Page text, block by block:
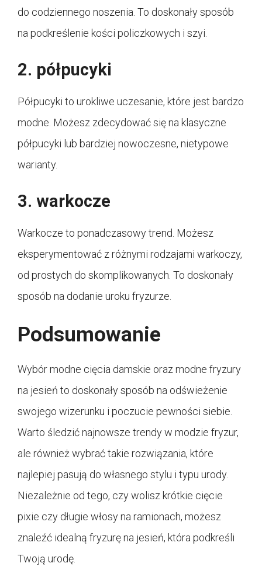
do codziennego noszenia. To doskonały sposób
na podkreślenie kości policzkowych i szyi.
2. półpucyki
Półpucyki to urokliwe uczesanie, które jest bardzo
modne. Możesz zdecydować się na klasyczne
półpucyki lub bardziej nowoczesne, nietypowe
warianty.
3. warkocze
Warkocze to ponadczasowy trend. Możesz
eksperymentować z różnymi rodzajami warkoczy,
od prostych do skomplikowanych. To doskonały
sposób na dodanie uroku fryzurze.
Podsumowanie
Wybór modne cięcia damskie oraz modne fryzury
na jesień to doskonały sposób na odświeżenie
swojego wizerunku i poczucie pewności siebie.
Warto śledzić najnowsze trendy w modzie fryzur,
ale również wybrać takie rozwiązania, które
najlepiej pasują do własnego stylu i typu urody.
Niezależnie od tego, czy wolisz krótkie cięcie
pixie czy długie włosy na ramionach, możesz
znaleźć idealną fryzurę na jesień, która podkreśli
Twoją urodę.